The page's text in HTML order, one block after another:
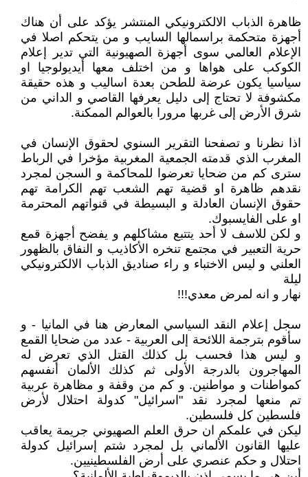
ظاهرة الذباب الالكترونيكي المنتشر يؤكد على أن هناك
أجهزة متحكمة براسمالها السايب و من يتحكم اصلا في
الإعلام العالمي سوى أجهزة الصهيونية التي تدير إعلام
الكوكب على هواها و من اختلف معها أيديولوجيا او
سياسيا يكون عرضة للطحن بعدة اساليب و هذه حقيقة
مكشوفة لا تحتاج إلى دليل يعرفها القاصي و الداني من
شرق الأرض إلى غربها مرورا بالعوالم الممكنة.
اذا نظرنا و تصفحنا التقرير السنوي لحقوق الإنسان في
المغرب الذي قدمته الجمعية المغربية مؤخرا في الرباط
سترى كم من ضحايا تعرضوا للمحاكمة و السجن لمجرد
نقدهم ظاهرة او قضية تهم الشعب تهم الكرامة تهم
حقوق الإنسان العادلة و البسيطة في قنواتهم المحترمة
او على الفايسبوك.
و لكن للاسف لا أحد يتتبع مشاكلهم و يفضح أجهزة قمع
حرية التعبير في مجتمع تنخره الأكاذيب و النفاق بالظهور
العلني و ليس الاختباء و راء صناديق الذباب الالكترونيكي
ليلة
نهار و انه لمرض معدي!!!
سجل إعلام النقد السياسي المعارض هنا في المانيا - و
سأقوم بترجمة اللائحة إلى العربية - عدد من ضحايا القمع
و ليس هذا فحسب بل كذلك القتل الذي تعرض له
المهاجرون بالدرجة الأولى ثم كذلك الألمان أنفسهم
كمواطنات و مواطنين. و كم من وقفة و مظاهرة عربية
تم منعها لمجرد نقد "اسرائيل" كدولة احتلال لأرض
فلسطين كل فلسطين.
ليكن في علمكم ان حرق العلم الصهيوني جريمة يعاقب
عليها القانون الألماني بل لمجرد شتم إسرائيل كدولة
احتلال و حكم عنصري على أرض الفلسطينيين.